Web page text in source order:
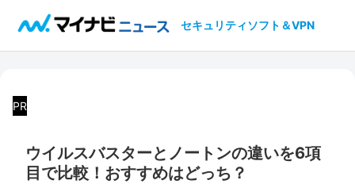
セキュリティソフト＆VPN
PR
ウイルスバスターとノートンの違いを6項
目で比較！おすすめはどっち？